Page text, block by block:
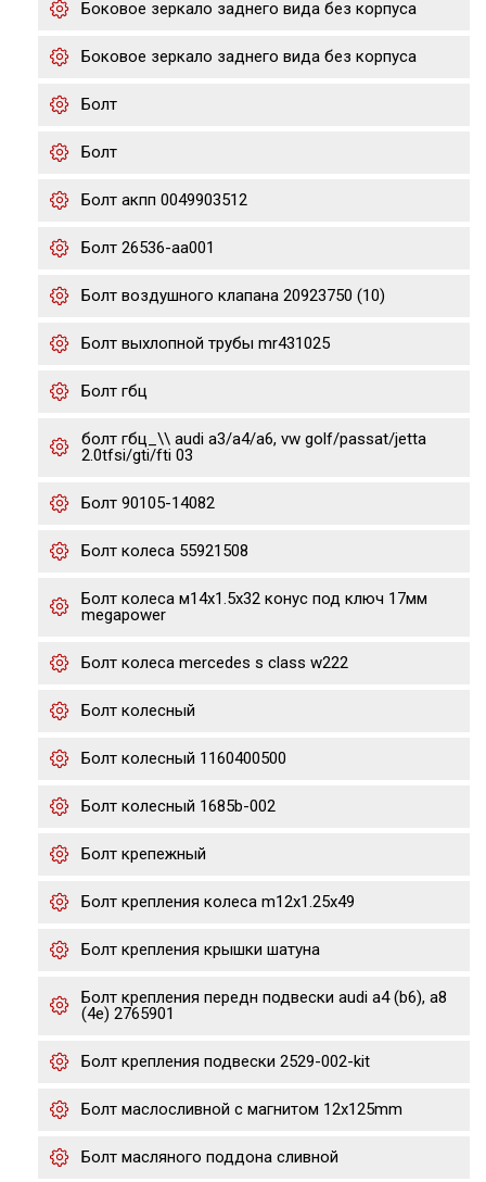
Боковое зеркало заднего вида без корпуса
Боковое зеркало заднего вида без корпуса
Болт
Болт
Болт акпп 0049903512
Болт 26536-aa001
Болт воздушного клапана 20923750 (10)
Болт выхлопной трубы mr431025
Болт гбц
болт гбц_\\ audi a3/a4/a6, vw golf/passat/jetta
2.0tfsi/gti/fti 03
Болт 90105-14082
Болт колеса 55921508
Болт колеса м14х1.5х32 конус под ключ 17мм
megapower
Болт колеса mercedes s class w222
Болт колесный
Болт колесный 1160400500
Болт колесный 1685b-002
Болт крепежный
Болт крепления колеса m12x1.25x49
Болт крепления крышки шатуна
Болт крепления передн подвески audi a4 (b6), a8
(4e) 2765901
Болт крепления подвески 2529-002-kit
Болт маслосливной с магнитом 12х125mm
Болт масляного поддона сливной